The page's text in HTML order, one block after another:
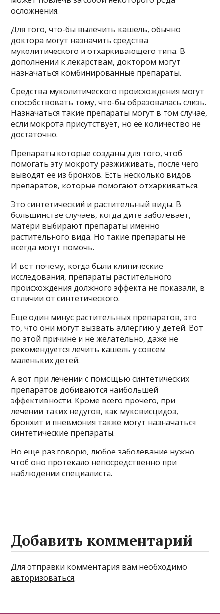
осложнения.
Для того, что-бы вылечить кашель, обычно
доктора могут назначить средства
муколитического и отхаркивающего типа. В
дополнении к лекарствам, доктором могут
назначаться комбинированные препараты.
Средства муколитического происхождения могут
способствовать тому, что-бы образовалась слизь.
Назначаться такие препараты могут в том случае,
если мокрота присутствует, но ее количество не
достаточно.
Препараты которые созданы для того, чтоб
помогать эту мокроту разжиживать, после чего
выводят ее из бронхов. Есть несколько видов
препаратов, которые помогают отхаркиваться.
Это синтетический и растительный виды. В
большинстве случаев, когда дите заболевает,
матери выбирают препараты именно
растительного вида. Но такие препараты не
всегда могут помочь.
И вот почему, когда были клинические
исследования, препараты растительного
происхождения должного эффекта не показали, в
отличии от синтетического.
Еще один минус растительных препаратов, это
то, что они могут вызвать аллергию у детей. Вот
по этой причине и не желательно, даже не
рекомендуется лечить кашель у совсем
маленьких детей.
А вот при лечении с помощью синтетических
препаратов добиваются наибольшей
эффективности. Кроме всего прочего, при
лечении таких недугов, как муковисцидоз,
бронхит и пневмония также могут назначаться
синтетические препараты.
Но еще раз говорю, любое заболевание нужно
чтоб оно протекало непосредственно при
наблюдении специалиста.
Добавить комментарий
Для отправки комментария вам необходимо
авторизоваться.